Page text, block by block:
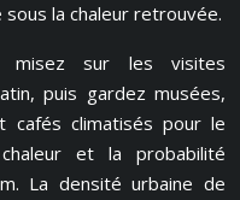
la chaleur retrouvée.
misez sur les visites
puis gardez musées,
cafés climatisés pour le
et la probabilité
La densité urbaine de